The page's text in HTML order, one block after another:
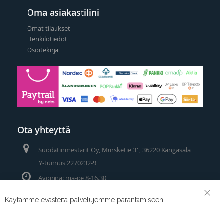
Oma asiakastilini
Omat tilaukset
Henkilötiedot
Osoitekirja
Ota yhteyttä
Suodatinmestarit Oy, Mursketie 31, 36220 Kangasala
Y-tunnus 2270232-9
Avoinna: ma-pe 8-16.30
Puhelin/Whatsapp:
Käytämme evästeitä palvelujemme parantamiseen,